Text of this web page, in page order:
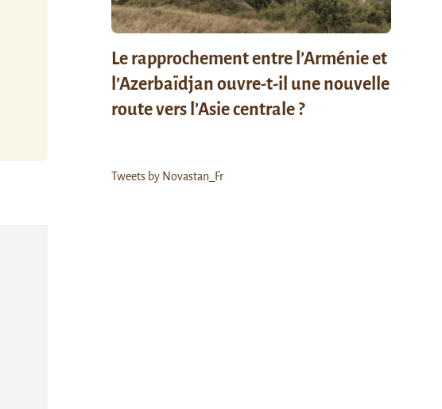
Le rapprochement entre l’Arménie et
l’Azerbaïdjan ouvre-t-il une nouvelle
route vers l’Asie centrale ?
Tweets by Novastan_Fr